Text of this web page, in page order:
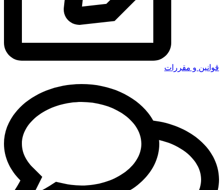
قوانین و مقررات